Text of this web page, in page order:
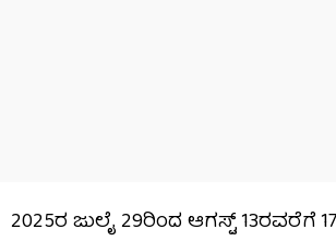
2025ರ ಜುಲೈ 29ರಿಂದ ಆಗಸ್ಟ್